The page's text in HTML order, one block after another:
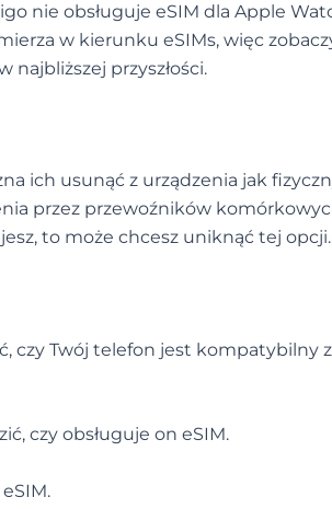
nie obsługuje eSIM dla Apple
w kierunku eSIMs, więc
przyszłości.
ich usunąć z urządzenia jak
przez przewoźników
to może chcesz uniknąć tej opcji.
czy Twój telefon jest kompatybilny z
czy obsługuje on eSIM.